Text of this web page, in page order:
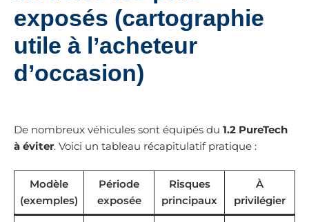
exposés (cartographie
utile à l’acheteur
d’occasion)
De nombreux véhicules sont équipés du 1.2 PureTech
à éviter. Voici un tableau récapitulatif pratique :
Modèle
(exemples)
Période
exposée
Risques
principaux
À
privilégier